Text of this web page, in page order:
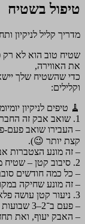
טיפול בשטיח
מדריך קליל לניקיון
שטיח טוב הוא לא רק
את האווירה,
כדי שהשטיח שלך
וקלילים:
🧹 טיפים לניקיון
1. שואב אבק זה החבר הכי טוב שלך
– העבירו שואב פעם-
קצת יותר 😉).
– זה מונע הצטברות
2. סיבוב קטן – שטיח מאושר
– כל כמה חודשים
– זה מונע שחיקה
3. ניעור קטן עושה פלאים
– פעם ב־2–3 שבועות קחו את השטיח החוצה ותני לו טפיחה טובה.
– האבק יעוף, ואת